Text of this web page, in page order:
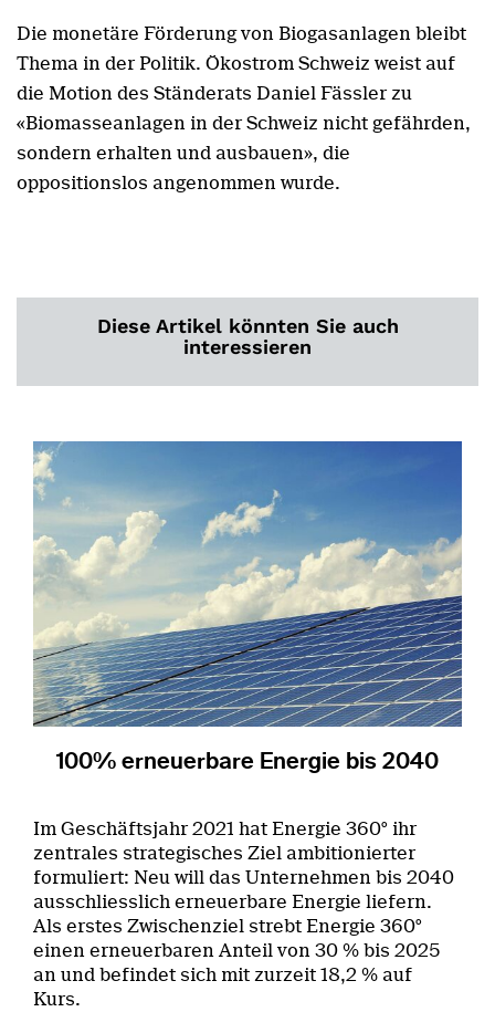
Die monetäre Förderung von Biogasanlagen bleibt
Thema in der Politik. Ökostrom Schweiz weist auf
die Motion des Ständerats Daniel Fässler zu
«Biomasseanlagen in der Schweiz nicht gefährden,
sondern erhalten und ausbauen», die
oppositionslos angenommen wurde.
Diese Artikel könnten Sie auch
interessieren
100% erneuerbare Energie bis 2040
Im Geschäftsjahr 2021 hat Energie 360° ihr
zentrales strategisches Ziel ambitionierter
formuliert: Neu will das Unternehmen bis 2040
ausschliesslich erneuerbare Energie liefern.
Als erstes Zwischenziel strebt Energie 360°
einen erneuerbaren Anteil von 30 % bis 2025
an und befindet sich mit zurzeit 18,2 % auf
Kurs.